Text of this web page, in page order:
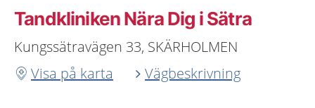
Tandkliniken Nära Dig i Sätra
Kungssätravägen 33, SKÄRHOLMEN
Visa på karta
Vägbeskrivning